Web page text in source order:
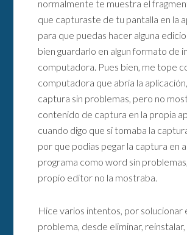
normalmente te muestra el
que capturaste de tu pantalla en la
para que puedas hacer alguna
bien guardarlo en algun formato de
computadora. Pues bien, me tope
computadora que abria la
captura sin problemas, pero no
contenido de captura en la propia
cuando digo que si tomaba la
por que podias pegar la captura en
programa como word sin
propio editor no la mostraba.
Hice varios intentos, por solucionar
problema, desde eliminar, reinstalar,